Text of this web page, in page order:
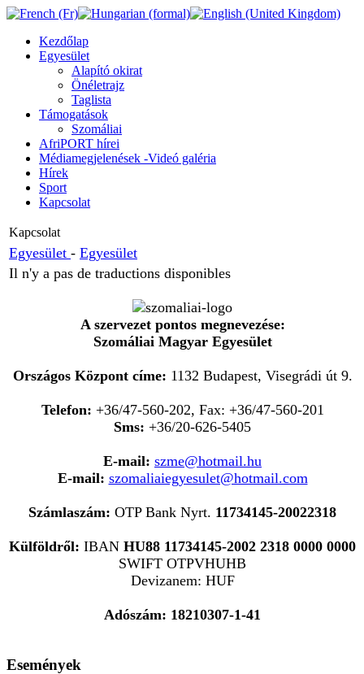
Kezdőlap
Egyesület
Alapító okirat
Önéletrajz
Taglista
Támogatások
Szomáliai
AfriPORT hírei
Médiamegjelenések -Videó galéria
Hírek
Sport
Kapcsolat
Kapcsolat
Egyesület - Egyesület
Il n'y a pas de traductions disponibles
A szervezet pontos megnevezése:
Szomáliai Magyar Egyesület
Országos Központ címe: 1132 Budapest, Visegrádi út 9.
Telefon: +36/47-560-202, Fax: +36/47-560-201
Sms: +36/20-626-5405
E-mail: szme@hotmail.hu
E-mail: szomaliaiegyesulet@hotmail.com
Számlaszám: OTP Bank Nyrt. 11734145-20022318
Külföldről: IBAN HU88 11734145-2002 2318 0000 0000
SWIFT OTPVHUHB
Devizanem: HUF
Adószám: 18210307-1-41
Események